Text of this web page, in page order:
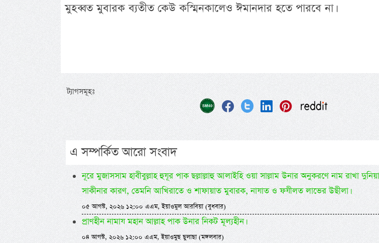
মুহব্বত মুবারক ব্যতীত কেউ কস্মিনকালেও ঈমানদার হতে পারবে না।
ট্যাগসমূহঃ
এ সম্পর্কিত আরো সংবাদ
নূরে মুজাসসাম হাবীবুল্লাহ হুযূর পাক ছল্লাল্লাহু আলাইহি ওয়া সাল্লাম উনার অনুকরণে নাম রাখা
সাকীনার কারণ, তেমনি আখিরাতে ও শাফায়াত মুবারক, নাযাত ও ফযীলত লাভের উছীলা।
০৫ আগস্ট, ২০২৬ ১২:০০ এএম, ইয়াওমুল আরবিয়া (বুধবার)
প্রাণহীন নামায মহান আল্লাহ পাক উনার নিকট মূল্যহীন।
০৪ আগস্ট, ২০২৬ ১২:০০ এএম, ইয়াওমুছ ছুলাছা (মঙ্গলবার)